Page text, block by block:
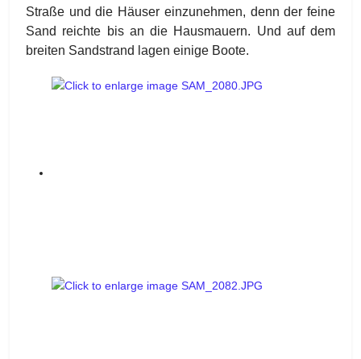
Straße und die Häuser einzunehmen, denn der feine
Sand reichte bis an die Hausmauern. Und auf dem
breiten Sandstrand lagen einige Boote.